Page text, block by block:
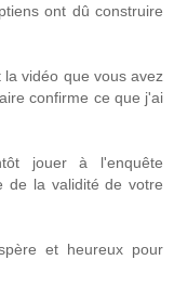
ont dû construire
vidéo que vous avez
confirme ce que j'ai
jouer à l'enquête
de la validité de votre
et heureux pour